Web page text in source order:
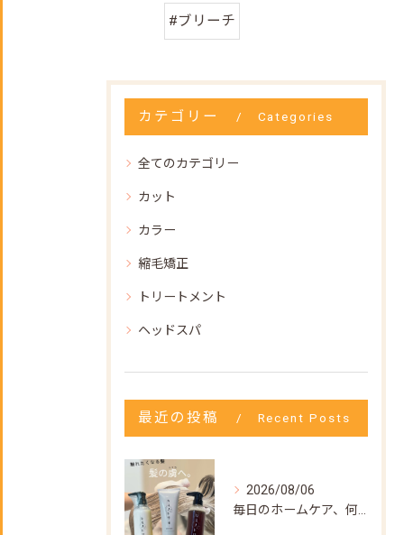
#ブリーチ
カテゴリー Categories
全てのカテゴリー
カット
カラー
縮毛矯正
トリートメント
ヘッドスパ
最近の投稿 Recent Posts
2026/08/06
毎日のホームケア、何を使えばいいか迷ってない？🌿